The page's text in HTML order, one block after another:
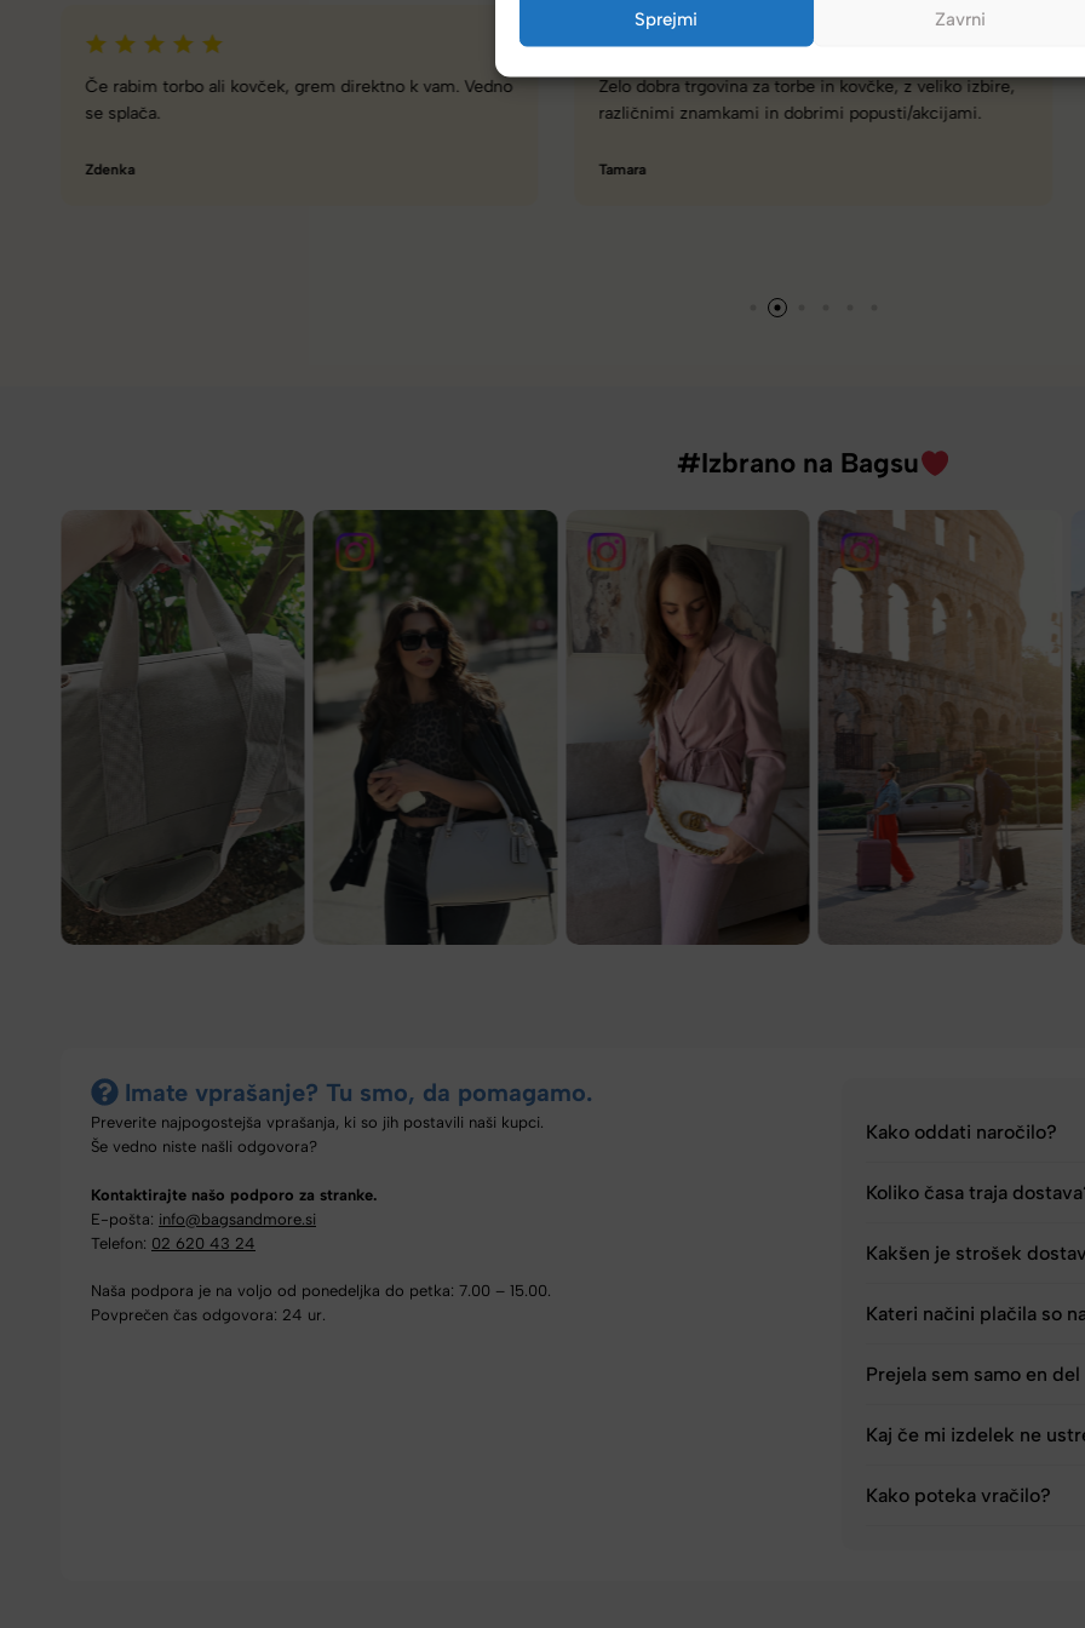
Sprejmi Zavrni
Zelo dobra trgovina za torbe in kovčke, z veliko izbire,
različnimi znamkami in dobrimi popusti/akcijami.
Tamara
Spletna ali fizična trgovina z zelo dobro izbiro torbic,
nahrbtnikov, kovčkov in še več.
Hanah
#Izbrano na Bagsu
Imate vprašanje? Tu smo, da pomagamo.
Preverite najpogostejša vprašanja, ki so jih postavili naši kupci.
Še vedno niste našli odgovora?
Kontaktirajte našo podporo za stranke.
E-pošta: info@bagsandmore.si
Telefon: 02 620 43 24
Naša podpora je na voljo od ponedeljka do petka: 7.00 – 15.00.
Povprečen čas odgovora: 24 ur.
Kako oddati naročilo?
Koliko časa traja
Kakšen je strošek
Kateri načini plačila so
Prejela sem samo en
Kaj če mi izdelek ne
Kako poteka vračilo?